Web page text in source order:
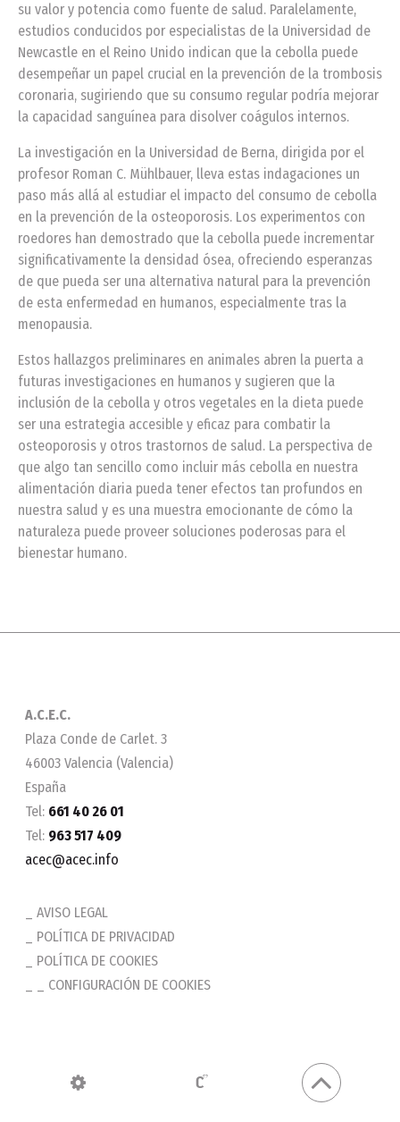
su valor y potencia como fuente de salud. Paralelamente,
estudios conducidos por especialistas de la Universidad de
Newcastle en el Reino Unido indican que la cebolla puede
desempeñar un papel crucial en la prevención de la trombosis
coronaria, sugiriendo que su consumo regular podría mejorar
la capacidad sanguínea para disolver coágulos internos.
La investigación en la Universidad de Berna, dirigida por el
profesor Roman C. Mühlbauer, lleva estas indagaciones un
paso más allá al estudiar el impacto del consumo de cebolla
en la prevención de la osteoporosis. Los experimentos con
roedores han demostrado que la cebolla puede incrementar
significativamente la densidad ósea, ofreciendo esperanzas
de que pueda ser una alternativa natural para la prevención
de esta enfermedad en humanos, especialmente tras la
menopausia.
Estos hallazgos preliminares en animales abren la puerta a
futuras investigaciones en humanos y sugieren que la
inclusión de la cebolla y otros vegetales en la dieta puede
ser una estrategia accesible y eficaz para combatir la
osteoporosis y otros trastornos de salud. La perspectiva de
que algo tan sencillo como incluir más cebolla en nuestra
alimentación diaria pueda tener efectos tan profundos en
nuestra salud y es una muestra emocionante de cómo la
naturaleza puede proveer soluciones poderosas para el
bienestar humano.
A.C.E.C.
Plaza Conde de Carlet. 3
46003 Valencia (Valencia)
España
Tel: 661 40 26 01
Tel: 963 517 409
acec@acec.info
AVISO LEGAL
POLÍTICA DE PRIVACIDAD
POLÍTICA DE COOKIES
_ CONFIGURACIÓN DE COOKIES